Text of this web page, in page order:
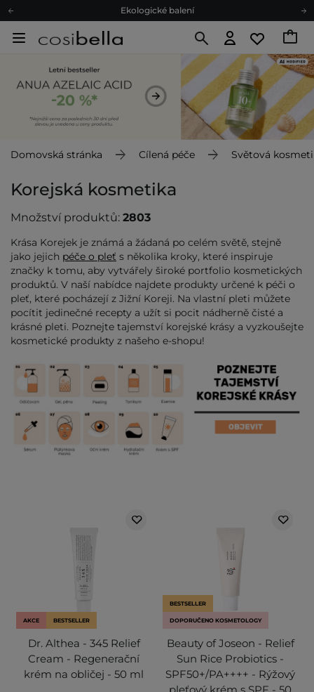
Doporučovací Program
Odeslání do 24 hod.
Darkové karty
Ekologické balení
Domovská stránka Cílená péče Světová
Korejská kosmetika
Množství produktů: 2803
Krása Korejek je známá a žádaná po celém světě, stejně
jako jejich péče o pleť s několika kroky, které inspiruje
značky k tomu, aby vytvářely široké portfolio kosmetických
produktů. V naší nabídce najdete produkty určené k péči o
pleť, které pocházejí z Jižní Koreji. Na vlastní pleti můžete
pocítit jedinečné recepty a užít si pocit nádherně čisté a
krásné pleti. Poznejte tajemství korejské krásy a vyzkoušejte
kosmetické produkty z našeho e-shopu!
AKCE BESTSELLER
Dr. Althea - 345 Relief
Cream - Regenerační
krém na obličej - 50 ml
BESTSELLER
DOPORUČENO KOSMETOLOGY
Beauty of Joseon - Relief
Sun Rice Probiotics -
SPF50+/PA++++ - Rýžový